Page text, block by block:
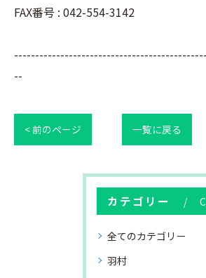
FAX番号 : 042-554-3142
--
< 前のページ 一覧に戻る
カテゴリー
全てのカテゴリー
羽村